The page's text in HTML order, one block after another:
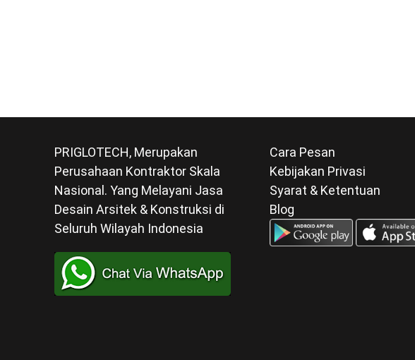
PRIGLOTECH, Merupakan
Perusahaan Kontraktor Skala
Nasional. Yang Melayani Jasa
Desain Arsitek & Konstruksi di
Seluruh Wilayah Indonesia
Cara Pesan
Kebijakan Privasi
Syarat & Ketentuan
Blog